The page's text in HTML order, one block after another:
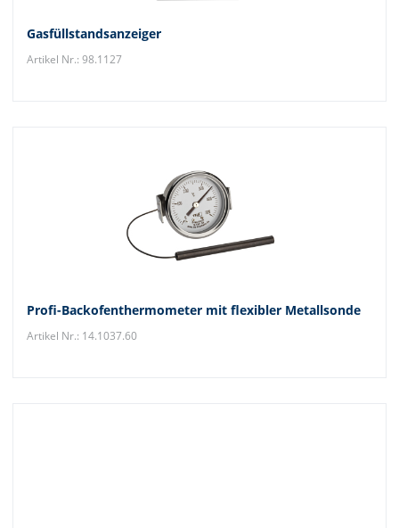
Gasfüllstandsanzeiger
Artikel Nr.: 98.1127
Profi-Backofenthermometer mit flexibler Metallsonde
Artikel Nr.: 14.1037.60